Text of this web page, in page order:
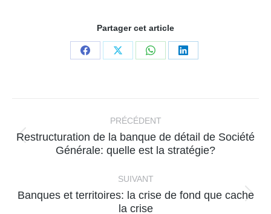
Partager cet article
PartagerPartagerPartagerPartager
PRÉCÉDENT
Article
précédent
Restructuration de la banque de détail de Société
Générale: quelle est la stratégie?
SUIVANT
Article
Banques et territoires: la crise de fond que cache
la crise